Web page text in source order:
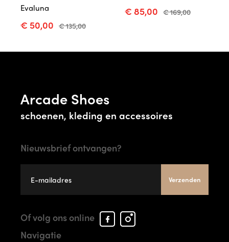
Evaluna
€ 50,00 € 135,00
€ 85,00 € 169,00
Arcade Shoes
schoenen, kleding en accessoires
Nieuwsbrief ontvangen?
Verzenden
Of volg ons online Facebook
Arcade
Instagram
Arcade
Navigatie